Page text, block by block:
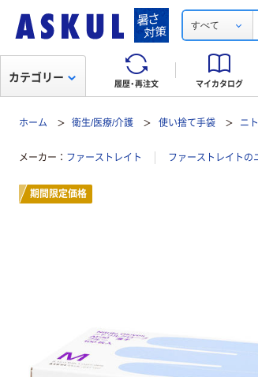
すべて
履歴・再注文 マイカタログ
カテゴリー
ホーム 衛生/医療/介護 使い捨て手袋 ニ
メーカー ファーストレイト ファーストレイトの
期間限定価格